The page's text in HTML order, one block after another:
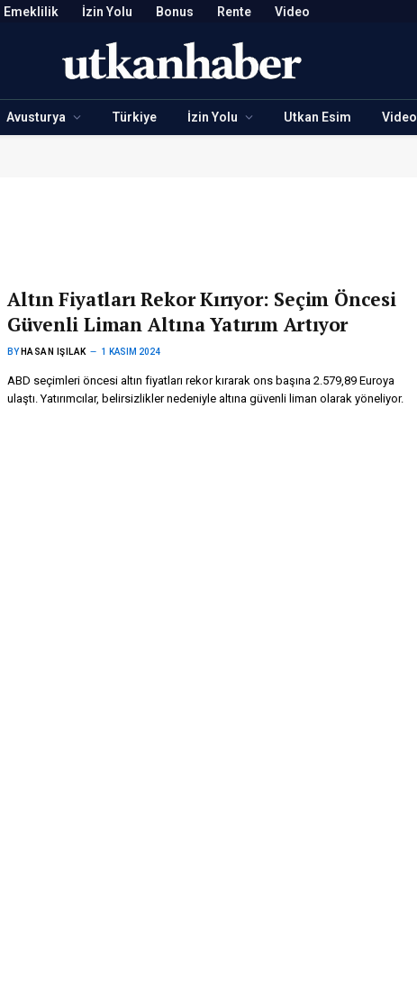
Emeklilik İzin Yolu Bonus Rente Video
Avusturya Türkiye İzin Yolu Utkan Esim Video
Altın Fiyatları Rekor Kırıyor: Seçim Öncesi
Güvenli Liman Altına Yatırım Artıyor
BY HASAN IŞILAK 1 KASIM 2024
ABD seçimleri öncesi altın fiyatları rekor kırarak ons başına 2.579,89 Euroya
ulaştı. Yatırımcılar, belirsizlikler nedeniyle altına güvenli liman olarak yöneliyor.